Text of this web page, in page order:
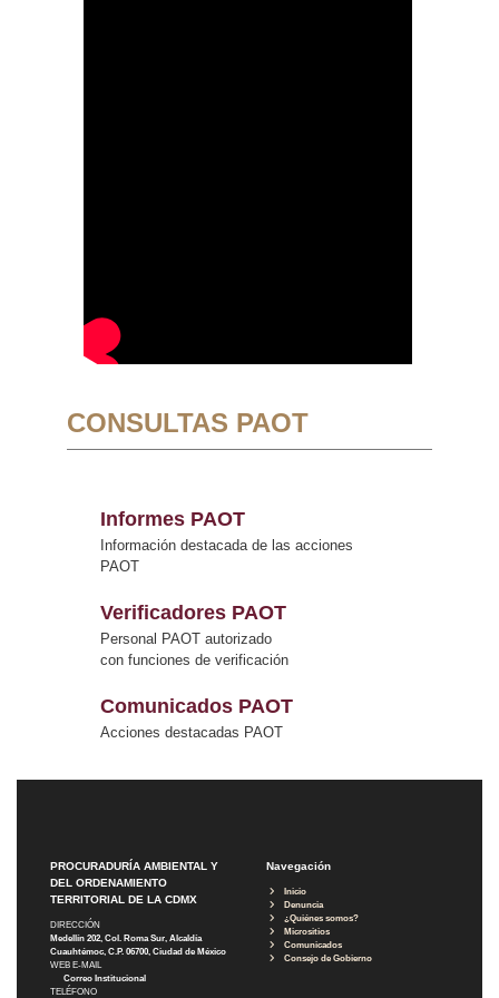
CONSULTAS PAOT
Informes PAOT
Información destacada de las acciones
PAOT
Verificadores PAOT
Personal PAOT autorizado
con funciones de verificación
Comunicados PAOT
Acciones destacadas PAOT
PROCURADURÍA AMBIENTAL Y
DEL ORDENAMIENTO
TERRITORIAL DE LA CDMX
DIRECCIÓN
Medellín 202, Col. Roma Sur, Alcaldía
Cuauhtémoc, C.P. 06700, Ciudad de México
WEB E-MAIL
Correo Institucional
TELÉFONO
Navegación
Inicio
Denuncia
¿Quiénes somos?
Micrositios
Comunicados
Consejo de Gobierno